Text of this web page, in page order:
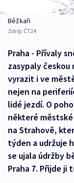
Běžkaři
Zdroj: ČT24
Praha - Přívaly
zasypaly
vyrazit i ve
nejen na
lidé jezdí. O
některé
na Strahově,
týden a udržuje
se ujala údržby
Praha 7. Přijde